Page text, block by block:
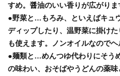
すめ。醤油のいい香りが広がりま
●野菜と…もろみ、といえばキュ
ディップしたり、温野菜に掛け
も使えます。ノンオイルなのでヘ
●麺類と…めんつゆ代わりにそう
の味わい、おそばやうどんの薬味